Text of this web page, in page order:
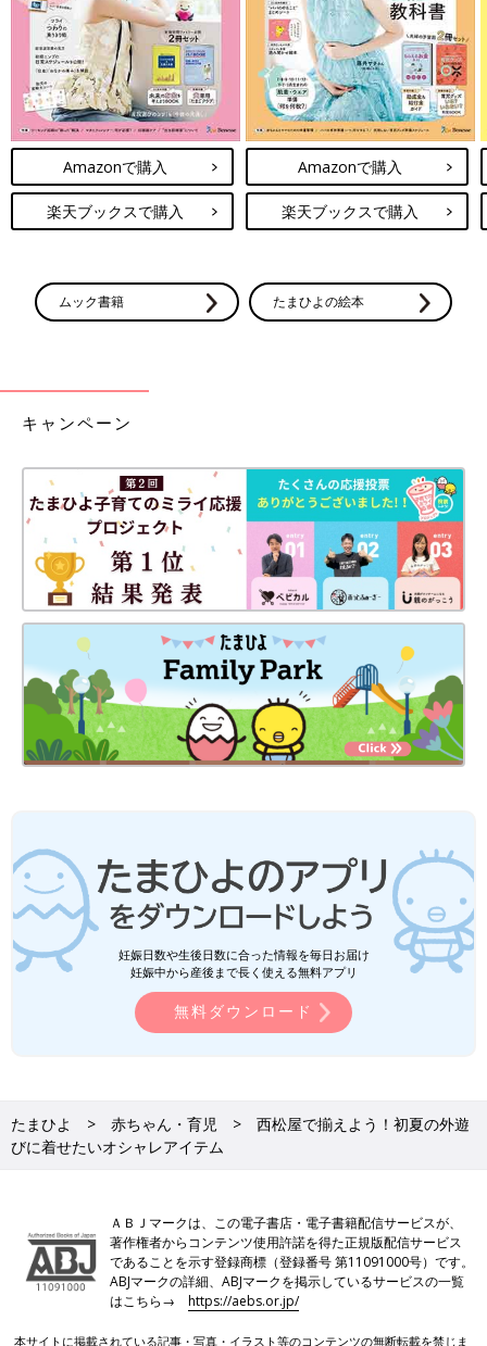
Amazonで購入
楽天ブックスで購入
Amazonで購入
楽天ブックスで購入
ムック書籍 たまひよの絵本
キャンペーン
妊娠日数や生後日数に合った情報を毎日お届け
妊娠中から産後まで長く使える無料アプリ
無料ダウンロード
たまひよ 赤ちゃん・育児
西松屋で揃えよう！初夏の外遊
びに着せたいオシャレアイテム
ＡＢＪマークは、この電子書店・電子書籍配信サービスが、
著作権者からコンテンツ使用許諾を得た正規版配信サービス
であることを示す登録商標（登録番号 第11091000号）です。
ABJマークの詳細、ABJマークを掲示しているサービスの一覧
はこちら→https://aebs.or.jp/
本サイトに掲載されている記事・写真・イラスト等のコンテンツの無断転載を禁じま